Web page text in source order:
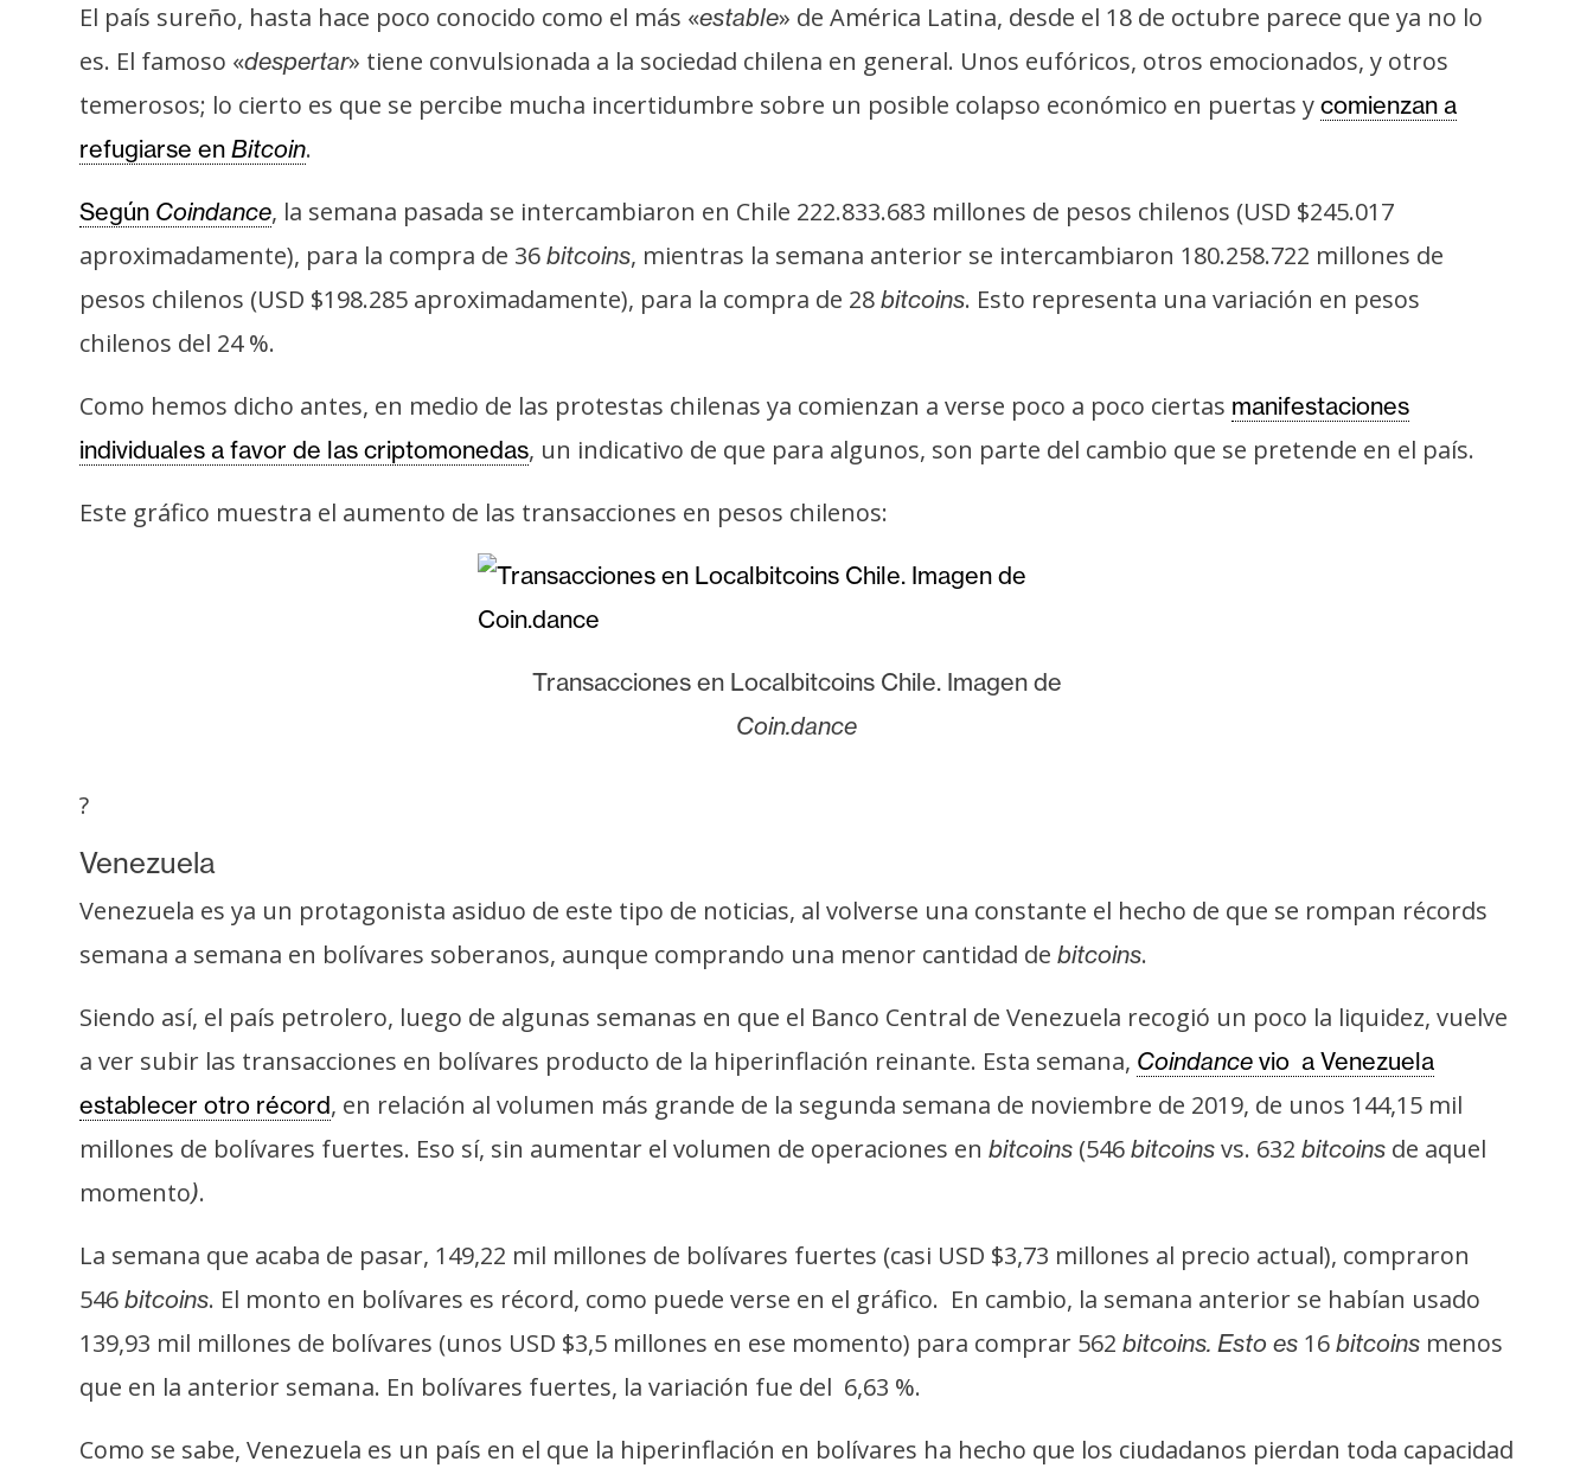
o
n
t
c
o
y
b
i
c
d
El país sureño, hasta hace poco conocido como el más «estable» de América Latina, desde el 18 de octubre parece que ya no lo
es. El famoso «despertar» tiene convulsionada a la sociedad chilena en general. Unos eufóricos, otros emocionados, y otros
temerosos; lo cierto es que se percibe mucha incertidumbre sobre un posible colapso económico en puertas y comienzan a
refugiarse en Bitcoin.
Según Coindance, la semana pasada se intercambiaron en Chile 222.833.683 millones de pesos chilenos (USD $245.017
aproximadamente), para la compra de 36 bitcoins, mientras la semana anterior se intercambiaron 180.258.722 millones de
pesos chilenos (USD $198.285 aproximadamente), para la compra de 28 bitcoins. Esto representa una variación en pesos
chilenos del 24 %.
Como hemos dicho antes, en medio de las protestas chilenas ya comienzan a verse poco a poco ciertas manifestaciones
individuales a favor de las criptomonedas, un indicativo de que para algunos, son parte del cambio que se pretende en el país.
Este gráfico muestra el aumento de las transacciones en pesos chilenos:
Transacciones en Localbitcoins Chile. Imagen de
Coin.dance
?
Venezuela
Venezuela es ya un protagonista asiduo de este tipo de noticias, al volverse una constante el hecho de que se rompan récords
semana a semana en bolívares soberanos, aunque comprando una menor cantidad de bitcoins.
Siendo así, el país petrolero, luego de algunas semanas en que el Banco Central de Venezuela recogió un poco la liquidez, vuelve
a ver subir las transacciones en bolívares producto de la hiperinflación reinante. Esta semana, Coindance vio a Venezuela
establecer otro récord, en relación al volumen más grande de la segunda semana de noviembre de 2019, de unos 144,15 mil
millones de bolívares fuertes. Eso sí, sin aumentar el volumen de operaciones en bitcoins (546 bitcoins vs. 632 bitcoins de aquel
momento).
La semana que acaba de pasar, 149,22 mil millones de bolívares fuertes (casi USD $3,73 millones al precio actual), compraron
546 bitcoins. El monto en bolívares es récord, como puede verse en el gráfico. En cambio, la semana anterior se habían usado
139,93 mil millones de bolívares (unos USD $3,5 millones en ese momento) para comprar 562 bitcoins. Esto es 16 bitcoins menos
que en la anterior semana. En bolívares fuertes, la variación fue del 6,63 %.
Como se sabe, Venezuela es un país en el que la hiperinflación en bolívares ha hecho que los ciudadanos pierdan toda capacidad